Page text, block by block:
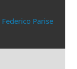
Federico Parise